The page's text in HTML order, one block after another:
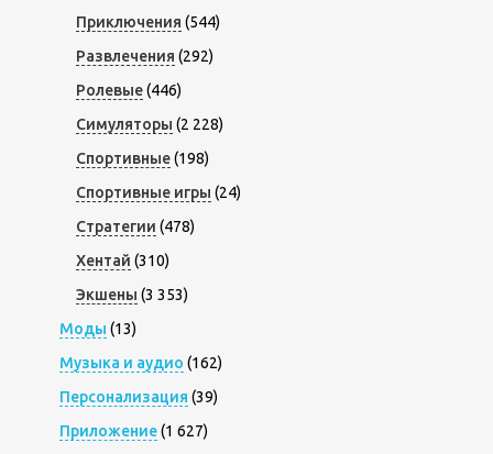
Приключения (544)
Развлечения (292)
Ролевые(446)
Симуляторы (2 228)
Спортивные(198)
Спортивные игры (24)
Стратегии (478)
Хентай (310)
Экшены (3 353)
Моды (13)
Музыка и аудио (162)
Персонализация (39)
Приложение(1 627)